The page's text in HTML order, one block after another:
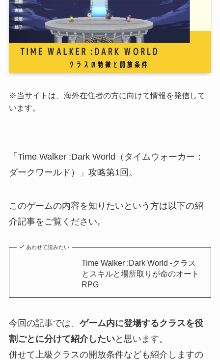
※当サイトは、海外在住者の方に向けて情報を発信して
います。
「Time Walker :Dark World（タイムウォーカー：
ダークワールド）」 攻略第1回。
このゲームの内容を知りたいという方は以下の紹
介記事をご覧ください。
あわせて読みたい
Time Walker :Dark World -クラス
とスキルと場所取りが命のオート
RPG
今回の記事では、 ゲーム内に登場するクラスを役
割ごとに分けて紹介したいと思います。
併せて上級クラスの開放条件なども紹介しますの